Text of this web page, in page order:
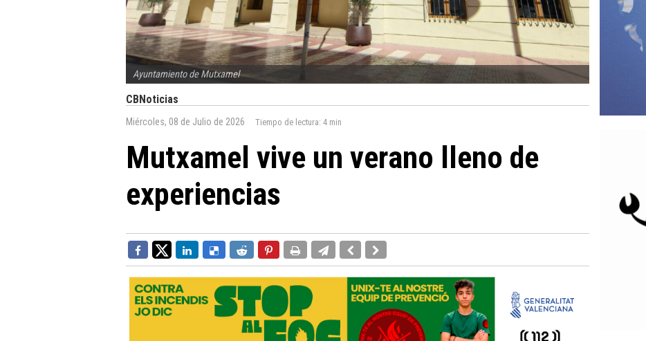
Ayuntamiento de Mutxamel
CBNoticias
Miércoles, 08 de Julio de 2026 Tiempo de lectura: 4 min
Mutxamel vive un verano lleno de
experiencias